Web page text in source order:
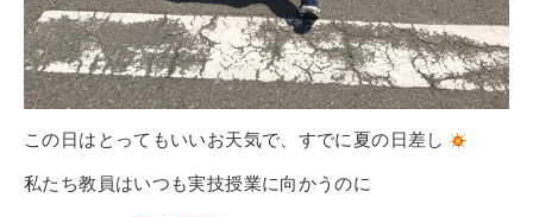
この日はとってもいいお天気で、すでに夏の日差し
私たち教員はいつも実技授業に向かうのに